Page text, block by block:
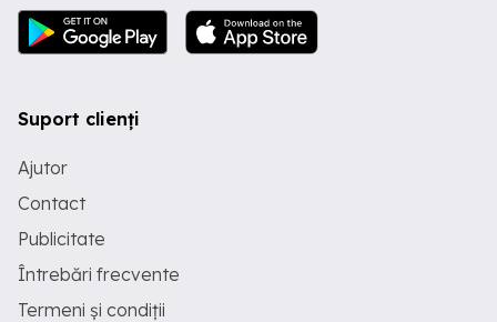
Suport clienți
Ajutor
Contact
Publicitate
Întrebări frecvente
Termeni și condiții